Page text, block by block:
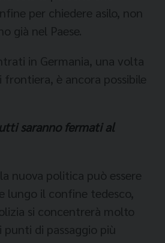
per chiedere asilo, non
già nel Paese.
in Germania, una volta
frontiera, è ancora possibile
saranno fermati al
nuova politica può essere
lungo il confine tedesco,
si concentrerà molto
di passaggio più